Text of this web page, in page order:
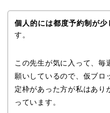
個人的には都度予約制が少
す。
この先生が気に入って、毎
願いしているので、仮ブロ
定枠があった方が私はあり
っています。